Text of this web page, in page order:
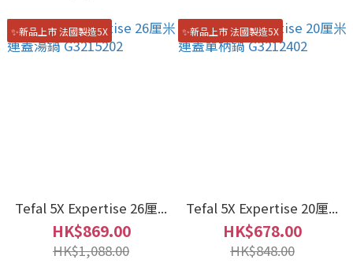
✨新品上市 法國製造5X
Tefal 5X Expertise 26厘...
HK$869.00
HK$1,088.00
✨新品上市 法國製造5X
Tefal 5X Expertise 20厘...
HK$678.00
HK$848.00